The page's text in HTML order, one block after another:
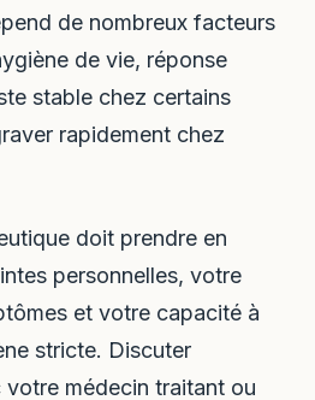
de nombreux facteurs
de vie, réponse
stable chez certains
rapidement chez
doit prendre en
personnelles, votre
et votre capacité à
stricte. Discuter
votre médecin traitant ou